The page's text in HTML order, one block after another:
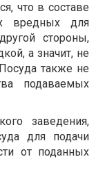
что в составе
вредных для
стороны,
а значит, не
также не
подаваемых
заведения,
для подачи
от поданных